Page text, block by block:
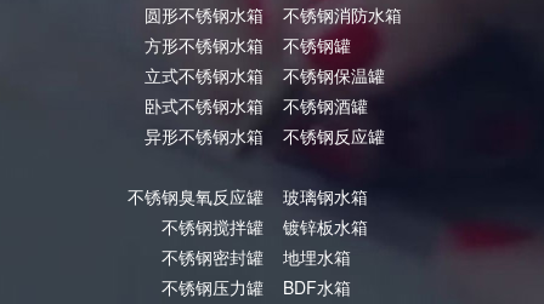
圆形不锈钢水箱
方形不锈钢水箱
立式不锈钢水箱
卧式不锈钢水箱
异形不锈钢水箱
不锈钢臭氧反应罐
不锈钢搅拌罐
不锈钢密封罐
不锈钢压力罐
不锈钢消防水箱
不锈钢罐
不锈钢保温罐
不锈钢酒罐
不锈钢反应罐
玻璃钢水箱
镀锌板水箱
地埋水箱
BDF水箱